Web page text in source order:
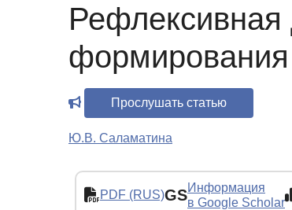
Рефлексивная
формирования
Прослушать статью
Ю.В. Саламатина
PDF (RUS)GSИнформация
в Google Scholar